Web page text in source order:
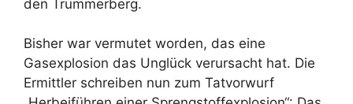
den Trümmerberg.
Bisher war vermutet worden, das eine
Gasexplosion das Unglück verursacht hat. Die
Ermittler schreiben nun zum Tatvorwurf